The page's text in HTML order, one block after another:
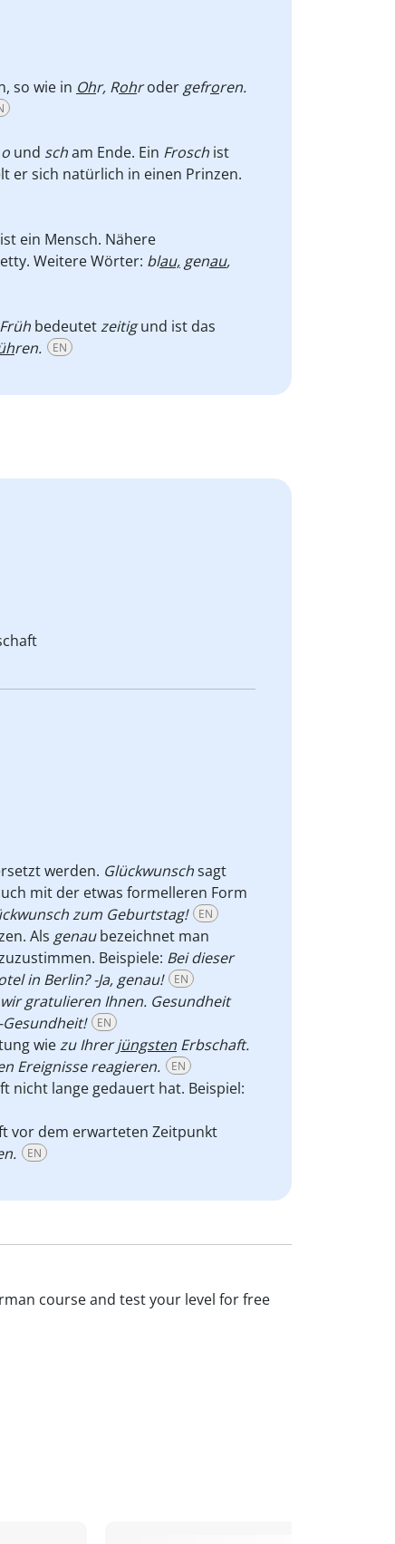
so wie in Ohr, Rohroder gefroren.
o und scham Ende. Ein Frosch ist
er sich natürlich in einen Prinzen.
ein Mensch. Nähere
Weitere Wörter: blau, genau,
bedeutetzeitigund ist das
ren. EN
werden. Glückwunschsagt
mit der etwas formelleren Form
zum Geburtstag! EN
Als genaubezeichnet man
Beispiele: Bei dieser
in Berlin? -Ja, genau!
EN
wir gratulieren Ihnen. Gesundheit
EN
wiezu Ihrerjüngsten Erbschaft.
Ereignisse reagieren. EN
nicht lange gedauert hat. Beispiel:
vor dem erwarteten Zeitpunkt
EN
course and test your level for free